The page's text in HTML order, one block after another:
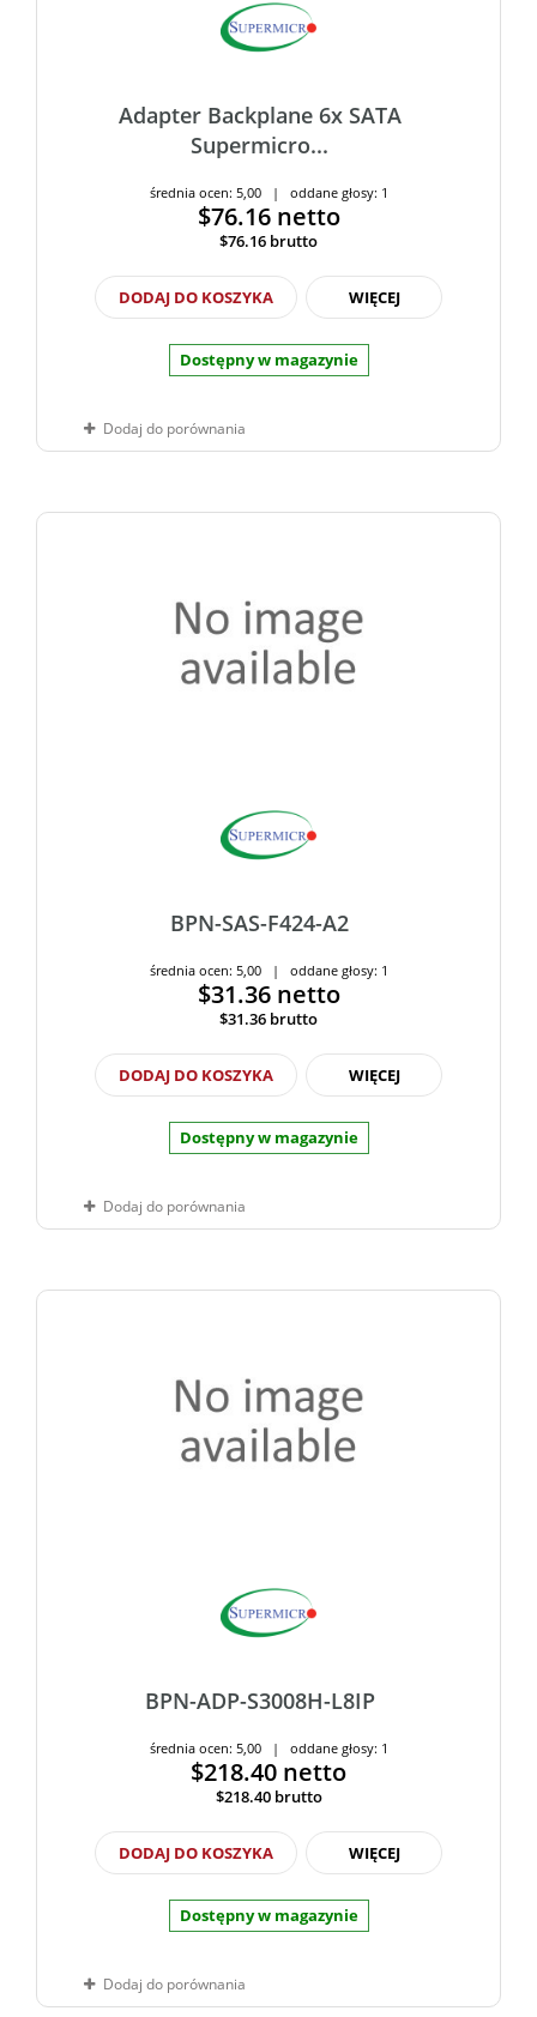
Adapter Backplane 6x SATA
Supermicro...
średnia ocen: 5,00 | oddane głosy: 1
$76.16 netto
$76.16 brutto
DODAJ DO KOSZYKA WIĘCEJ
Dostępny w magazynie
Dodaj do porównania
BPN-SAS-F424-A2
średnia ocen: 5,00 | oddane głosy: 1
$31.36 netto
$31.36 brutto
DODAJ DO KOSZYKA WIĘCEJ
Dostępny w magazynie
Dodaj do porównania
BPN-ADP-S3008H-L8IP
średnia ocen: 5,00 | oddane głosy: 1
$218.40 netto
$218.40 brutto
DODAJ DO KOSZYKA WIĘCEJ
Dostępny w magazynie
Dodaj do porównania